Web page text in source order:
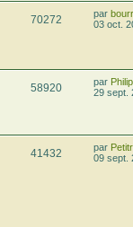
70272 par
03 oct.
58920 par
29 sept.
41432 par
09 sept.